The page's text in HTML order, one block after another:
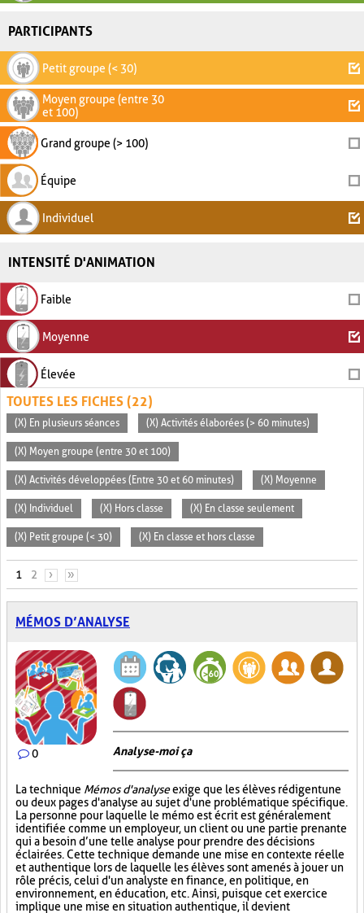
PARTICIPANTS
Petit groupe (< 30)
Moyen groupe (entre 30
et 100)
Grand groupe (> 100)
Équipe
Individuel
INTENSITÉ D'ANIMATION
Faible
Moyenne
Élevée
TOUTES LES FICHES (22)
(X) En plusieurs séances (X) Activités élaborées (> 60 minutes)
(X) Moyen groupe (entre 30 et 100)
(X) Activités développées (Entre 30 et 60 minutes) (X) Moyenne
(X) Individuel (X) Hors classe (X) En classe seulement
(X) Petit groupe (< 30) (X) En classe et hors classe
PAGES
1 2 › »
MÉMOS D’ANALYSE
0 Analyse-moi ça
La technique Mémos d'analyseexige que les élèves rédigent une
ou deux pages d'analyse au sujet d'une problématique spécifique.
La personne pour laquelle le mémo est écrit est généralement
identifiée comme un employeur, un client ou une partie prenante
qui a besoin d’une telle analyse pour prendre des décisions
éclairées. Cette technique demande une mise en contexte réelle
et authentique lors de laquelle les élèves sont amenés à jouer un
rôle précis, celui d'un analyste en finance, en politique, en
environnement, en éducation, etc. Ainsi, puisque cet exercice
implique une mise en situation authentique, il devient